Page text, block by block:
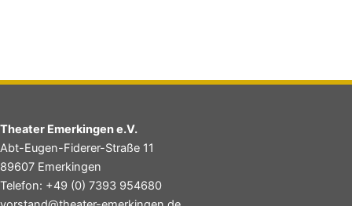
Theater Emerkingen e.V.
Abt-Eugen-Fiderer-Straße 11
89607 Emerkingen
Telefon: +49 (0) 7393 954680